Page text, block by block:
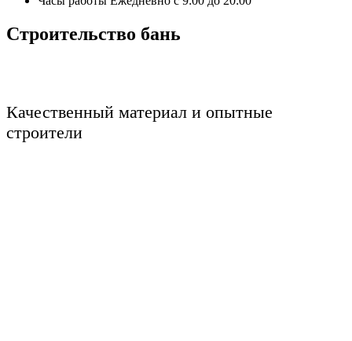
Строительство бань
Качественный материал и опытные
строители